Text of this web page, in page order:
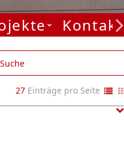
Kontakt
27 Einträge pro Seite